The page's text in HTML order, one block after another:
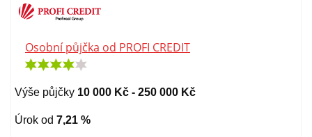
Osobní půjčka od PROFI CREDIT
Výše půjčky 10 000 Kč - 250 000 Kč
Úrok od 7,21 %